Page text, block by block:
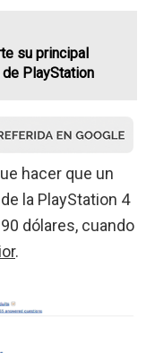
su principal
PlayStation
hacer que un
la PlayStation 4
dólares, cuando
.